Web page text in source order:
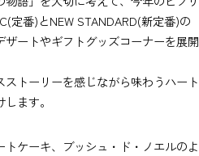
定番)とNEW STANDARD(新定番)の
ートやギフトグッズコーナーを展開
トーリーを感じながら味わうハート
ます。
ケーキ、ブッシュ・ド・ノエルのよ